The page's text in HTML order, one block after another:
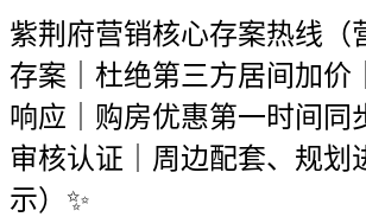
紫荆府营销核心存案热线（
存案｜杜绝第三方居间加价
响应｜购房优惠第一时间同
审核认证｜周边配套、规划
示）✨